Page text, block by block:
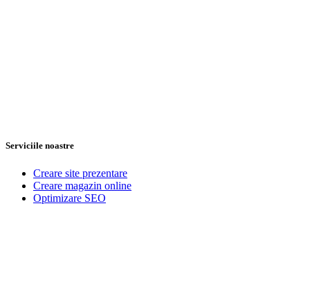
Serviciile noastre
Creare site prezentare
Creare magazin online
Optimizare SEO